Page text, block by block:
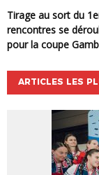
Tirage au sort du 1er tour fédéral, jeudi 27 novembre. Les
rencontres se
pour la coupe
ARTICLES LES